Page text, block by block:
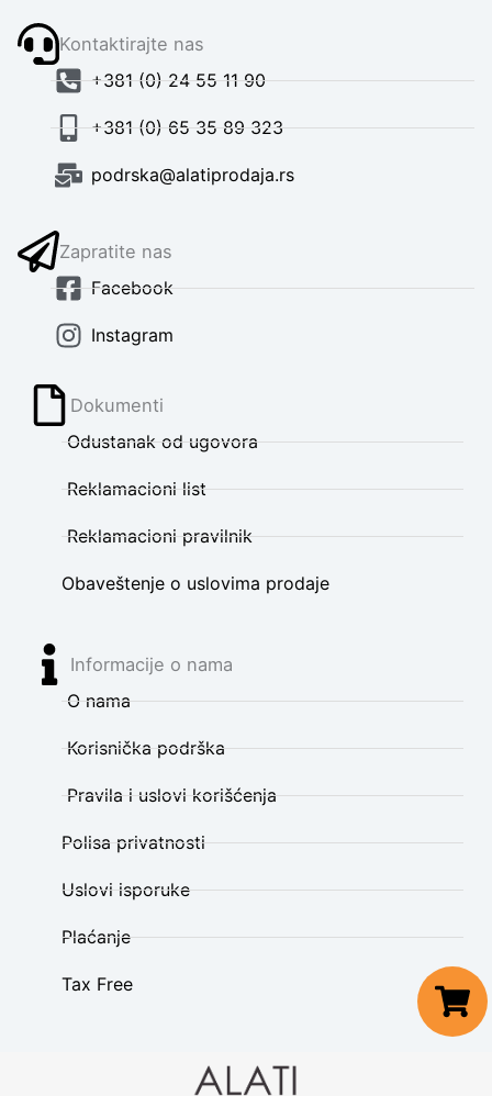
Kontaktirajte nas
+381 (0) 24 55 11 90
+381 (0) 65 35 89 323
podrska@alatiprodaja.rs
Zapratite nas
Facebook
Instagram
Dokumenti
Odustanak od ugovora
Reklamacioni list
Reklamacioni pravilnik
Obaveštenje o uslovima prodaje
Informacije o nama
O nama
Korisnička podrška
Pravila i uslovi korišćenja
Polisa privatnosti
Uslovi isporuke
Plaćanje
Tax Free